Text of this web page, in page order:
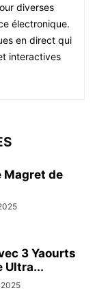
diverses
électronique.
en direct qui
interactives
Magret de
3 Yaourts
Ultra...